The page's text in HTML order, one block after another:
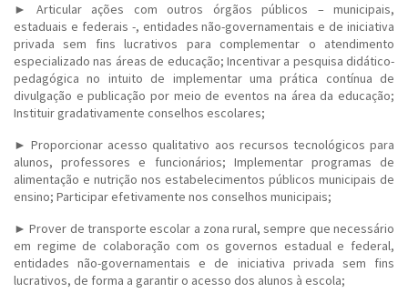
► Articular ações com outros órgãos públicos – municipais,
estaduais e federais -, entidades não-governamentais e de iniciativa
privada sem fins lucrativos para complementar o atendimento
especializado nas áreas de educação; Incentivar a pesquisa didático-
pedagógica no intuito de implementar uma prática contínua de
divulgação e publicação por meio de eventos na área da educação;
Instituir gradativamente conselhos escolares;
► Proporcionar acesso qualitativo aos recursos tecnológicos para
alunos, professores e funcionários; Implementar programas de
alimentação e nutrição nos estabelecimentos públicos municipais de
ensino; Participar efetivamente nos conselhos municipais;
► Prover de transporte escolar a zona rural, sempre que necessário
em regime de colaboração com os governos estadual e federal,
entidades não-governamentais e de iniciativa privada sem fins
lucrativos, de forma a garantir o acesso dos alunos à escola;